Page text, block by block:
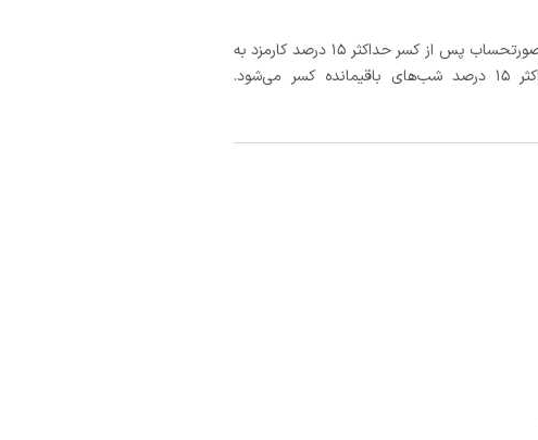
در صورتی که رزرو، حداقل 3 روز کامل قبل از تاریخ ورود لغو گردد؛ مبلغ صورتحساب پس از کسر حداکثر 15 درصد کارمزد به